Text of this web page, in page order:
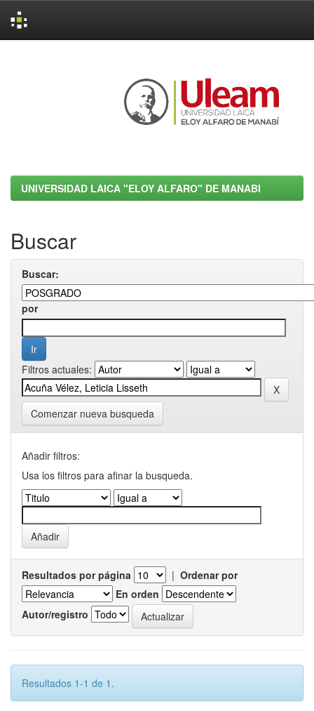
UNIVERSIDAD LAICA "ELOY ALFARO" DE MANABI
Buscar
Buscar:
por
Filtros actuales:
Comenzar nueva busqueda
Añadir filtros:
Usa los filtros para afinar la busqueda.
Resultados por página | Ordenar por
En orden
Autor/registro
Resultados 1-1 de 1.